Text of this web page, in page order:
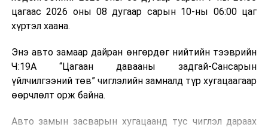
байна. Тухайлбал, Германд лаг шатаах үйлдвэрээс
гарсан үнснээс фосфор сэргээн авах технологи
ашигладаг бол Нидерландад төвлөрсөн лаг
боловсруулах үйлдвэрүүдээр дулаан, цахилгаан
цагаас 2026 оны 08 дугаар сарын 10-ны 06:00 цаг
хүртэл хаана.
Энэ авто замаар дайран өнгөрдөг нийтийн тээврийн
Ч:19А “Цагаан давааны задгай-Сансарын
үйлчилгээний төв” чиглэлийн замналд түр хугацаагаар
өөрчлөлт орж байна.
Авто замын засварын хугацаанд тус чиглэл дараах